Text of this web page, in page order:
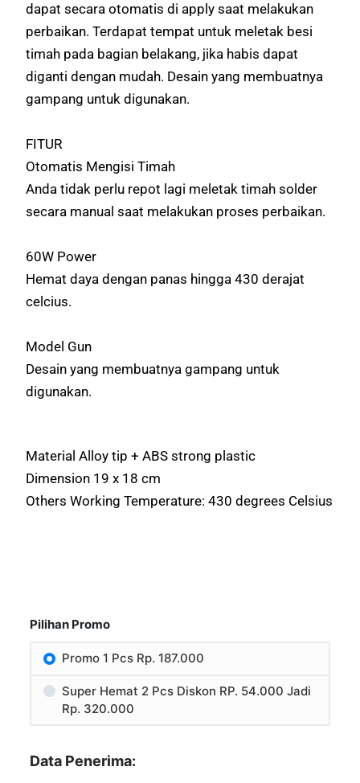
dapat secara otomatis di apply saat melakukan
perbaikan. Terdapat tempat untuk meletak besi
timah pada bagian belakang, jika habis dapat
diganti dengan mudah. Desain yang membuatnya
gampang untuk digunakan.
FITUR
Otomatis Mengisi Timah
Anda tidak perlu repot lagi meletak timah solder
secara manual saat melakukan proses perbaikan.
60W Power
Hemat daya dengan panas hingga 430 derajat
celcius.
Model Gun
Desain yang membuatnya gampang untuk
digunakan.
Material Alloy tip + ABS strong plastic
Dimension 19 x 18 cm
Others Working Temperature: 430 degrees Celsius
Pilihan Promo
Promo 1 Pcs Rp. 187.000
Super Hemat 2 Pcs Diskon RP. 54.000 Jadi
Rp. 320.000
Data Penerima: